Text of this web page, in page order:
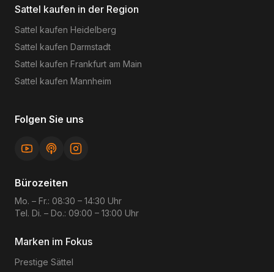
Sattel kaufen in der Region
Sattel kaufen Heidelberg
Sattel kaufen Darmstadt
Sattel kaufen Frankfurt am Main
Sattel kaufen Mannheim
Folgen Sie uns
Bürozeiten
Mo. – Fr.: 08:30 – 14:30 Uhr
Tel. Di. – Do.: 09:00 – 13:00 Uhr
Marken im Fokus
Prestige Sättel